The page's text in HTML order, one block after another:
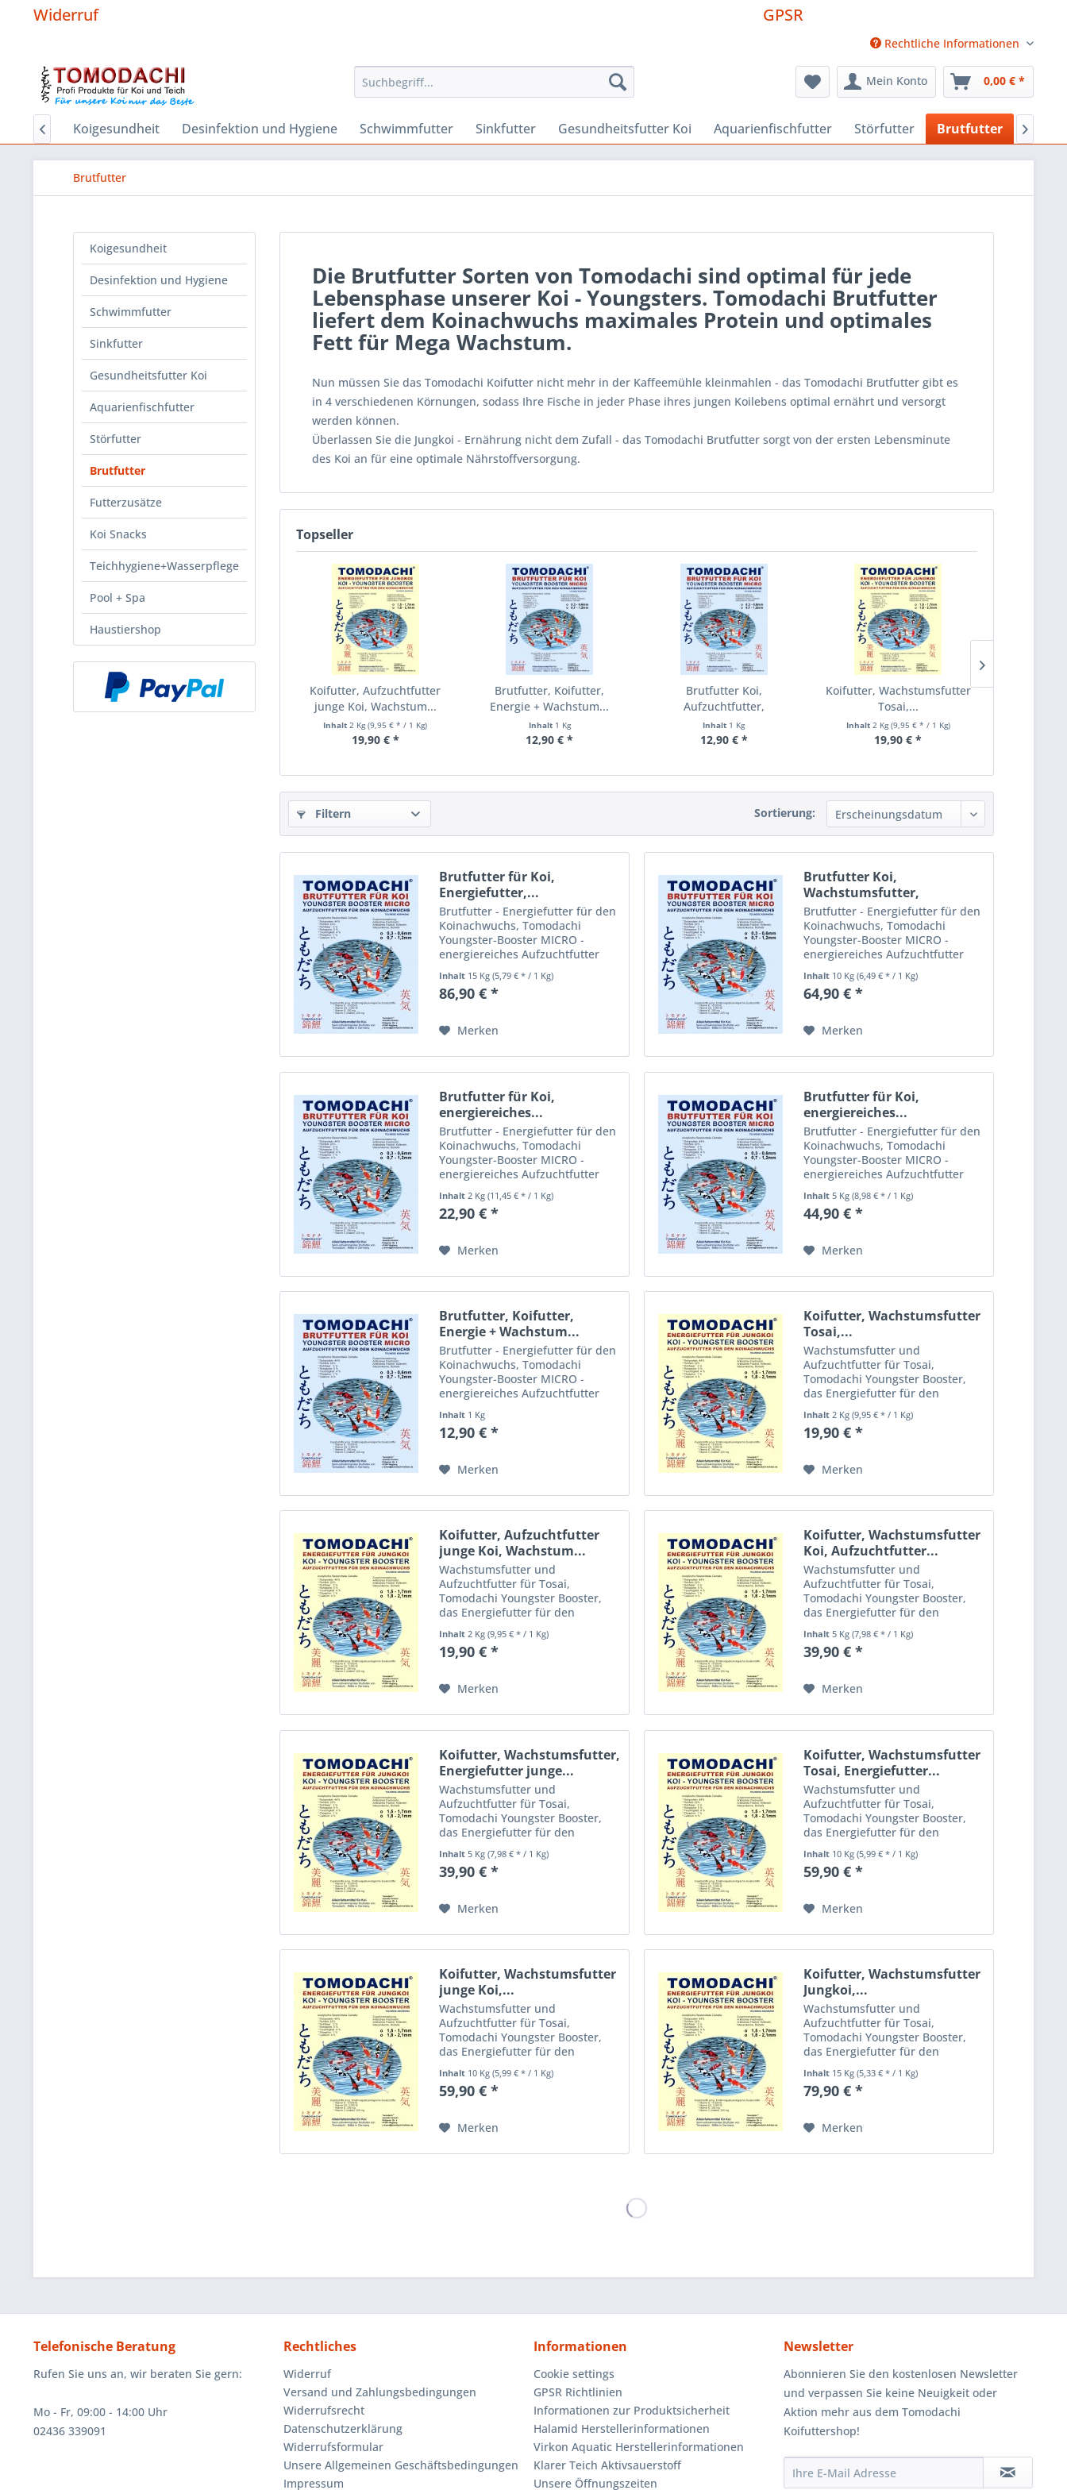
Widerruf GPSR
Rechtliche Informationen
Mein Konto 0,00 € *
Start Koigesundheit Desinfektion und Hygiene Schwimmfutter Sinkfutter Gesundheitsfutter Koi Aquarienfischfutter Störfutter Brutfutter
 
Brutfutter
Koigesundheit
Desinfektion und Hygiene
Schwimmfutter
Sinkfutter
Gesundheitsfutter Koi
Aquarienfischfutter
Störfutter
Brutfutter
Futterzusätze
Koi Snacks
Teichhygiene+Wasserpflege
Pool + Spa
Haustiershop
Die Brutfutter Sorten von Tomodachi sind optimal für jede
Lebensphase unserer Koi - Youngsters. Tomodachi Brutfutter
liefert dem Koinachwuchs maximales Protein und optimales
Fett für Mega Wachstum.
Nun müssen Sie das Tomodachi Koifutter nicht mehr in der Kaffeemühle kleinmahlen - das Tomodachi Brutfutter gibt es
in 4 verschiedenen Körnungen, sodass Ihre Fische in jeder Phase ihres jungen Koilebens optimal ernährt und versorgt
werden können.
Überlassen Sie die Jungkoi - Ernährung nicht dem Zufall - das Tomodachi Brutfutter sorgt von der ersten Lebensminute
des Koi an für eine optimale Nährstoffversorgung.
Topseller
Koifutter, Aufzuchtfutter
junge Koi, Wachstum...
Inhalt2 Kg(9,95 € * / 1 Kg)
19,90 € *
Brutfutter, Koifutter,
Energie + Wachstum...
Inhalt 1 Kg
12,90 € *
Brutfutter Koi,
Aufzuchtfutter,
Energiefutter...
Inhalt 1 Kg
12,90 € *
Koifutter, Wachstumsfutter
Tosai,...
Inhalt 2 Kg(9,95 € * / 1 Kg)
19,90 € *
Filtern Sortierung:
Brutfutter für Koi,
Energiefutter,...
Brutfutter - Energiefutter für den
Koinachwuchs, Tomodachi
Youngster-Booster MICRO -
energiereiches Aufzuchtfutter
Booster MICRO Energiefutter für
die Koibrut ist pelletiert,
sinkt...
Inhalt 15 Kg(5,79 € * / 1 Kg)
86,90 € *
Merken
Brutfutter Koi,
Wachstumsfutter,
Energiefutter,...
Brutfutter - Energiefutter für den
Koinachwuchs, Tomodachi
Youngster-Booster MICRO -
energiereiches Aufzuchtfutter
Booster MICRO Energiefutter für
die Koibrut ist pelletiert,
sinkt...
Inhalt 10 Kg(6,49 € * / 1 Kg)
64,90 € *
Merken
Brutfutter für Koi,
energiereiches...
Brutfutter - Energiefutter für den
Koinachwuchs, Tomodachi
Youngster-Booster MICRO -
energiereiches Aufzuchtfutter
Booster MICRO Energiefutter für
die Koibrut ist pelletiert,
sinkt...
Inhalt 2 Kg(11,45 € * / 1 Kg)
22,90 € *
Merken
Brutfutter für Koi,
energiereiches...
Brutfutter - Energiefutter für den
Koinachwuchs, Tomodachi
Youngster-Booster MICRO -
energiereiches Aufzuchtfutter
Booster MICRO Energiefutter für
die Koibrut ist pelletiert,
sinkt...
Inhalt 5 Kg(8,98 € * / 1 Kg)
44,90 € *
Merken
Brutfutter, Koifutter,
Energie + Wachstum...
Brutfutter - Energiefutter für den
Koinachwuchs, Tomodachi
Youngster-Booster MICRO -
energiereiches Aufzuchtfutter
Booster MICRO Energiefutter für
die Koibrut ist pelletiert,
sinkt...
Inhalt 1 Kg
12,90 € *
Merken
Koifutter, Wachstumsfutter
Tosai,...
Wachstumsfutter und
Aufzuchtfutter für Tosai,
Tomodachi Youngster Booster,
das Energiefutter für den
Aufzuchtfutter für
überdurchschnittliche
Tomodachi Energiefutter für
Jungkoi...
Inhalt2 Kg(9,95 € * / 1 Kg)
19,90 € *
Merken
Koifutter, Aufzuchtfutter
junge Koi, Wachstum...
Wachstumsfutter und
Aufzuchtfutter für Tosai,
Tomodachi Youngster Booster,
das Energiefutter für den
Aufzuchtfutter für
überdurchschnittliche
Tomodachi Energiefutter für
Jungkoi...
Inhalt2 Kg(9,95 € * / 1 Kg)
19,90 € *
Merken
Koifutter, Wachstumsfutter
Koi, Aufzuchtfutter...
Wachstumsfutter und
Aufzuchtfutter für Tosai,
Tomodachi Youngster Booster,
das Energiefutter für den
Aufzuchtfutter für
überdurchschnittliche
Tomodachi Energiefutter für
Jungkoi...
Inhalt5 Kg(7,98 € * / 1 Kg)
39,90 € *
Merken
Koifutter, Wachstumsfutter,
Energiefutter junge...
Wachstumsfutter und
Aufzuchtfutter für Tosai,
Tomodachi Youngster Booster,
das Energiefutter für den
Aufzuchtfutter für
überdurchschnittliche
Tomodachi Energiefutter für
Jungkoi...
Inhalt 5 Kg(7,98 € * / 1 Kg)
39,90 € *
Merken
Koifutter, Wachstumsfutter
Tosai, Energiefutter...
Wachstumsfutter und
Aufzuchtfutter für Tosai,
Tomodachi Youngster Booster,
das Energiefutter für den
Aufzuchtfutter für
überdurchschnittliche
Tomodachi Energiefutter für
Jungkoi...
Inhalt 10 Kg(5,99 € * / 1 Kg)
59,90 € *
Merken
Koifutter, Wachstumsfutter
junge Koi,...
Wachstumsfutter und
Aufzuchtfutter für Tosai,
Tomodachi Youngster Booster,
das Energiefutter für den
Aufzuchtfutter für
überdurchschnittliche
Tomodachi Energiefutter für
Jungkoi...
Inhalt 10 Kg(5,99 € * / 1 Kg)
59,90 € *
Merken
Koifutter, Wachstumsfutter
Jungkoi,...
Wachstumsfutter und
Aufzuchtfutter für Tosai,
Tomodachi Youngster Booster,
das Energiefutter für den
Aufzuchtfutter für
überdurchschnittliche
Tomodachi Energiefutter für
Jungkoi...
Inhalt 15 Kg(5,33 € * / 1 Kg)
79,90 € *
Merken
Telefonische Beratung
Rufen Sie uns an, wir beraten Sie gern:
Mo - Fr, 09:00 - 14:00 Uhr
02436 339091
Rechtliches
Widerruf
Versand und Zahlungsbedingungen
Widerrufsrecht
Datenschutzerklärung
Widerrufsformular
Unsere Allgemeinen Geschäftsbedingungen
Impressum
Informationen
Cookie settings
GPSR Richtlinien
Informationen zur Produktsicherheit
Halamid Herstellerinformationen
Virkon Aquatic Herstellerinformationen
Klarer Teich Aktivsauerstoff
Unsere Öffnungszeiten
Newsletter
Abonnieren Sie den kostenlosen Newsletter
und verpassen Sie keine Neuigkeit oder
Aktion mehr aus dem Tomodachi
Koifuttershop!